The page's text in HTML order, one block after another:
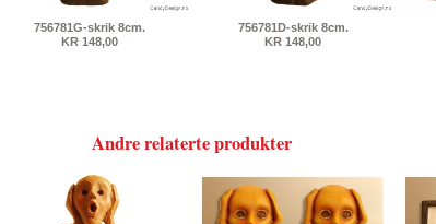
756781G-skrik 8cm.
KR 148,00
756781D-skrik 8cm.
KR 148,00
Andre relaterte produkter